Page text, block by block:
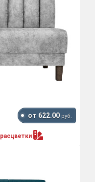
от 622.00 руб.
расцветки